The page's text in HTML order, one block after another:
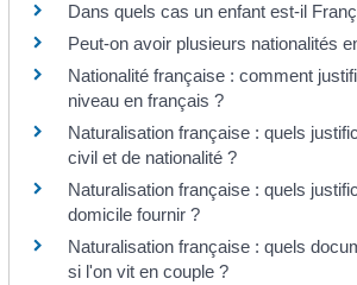
Dans quels cas un enfant est-il
Peut-on avoir plusieurs nationalités
Nationalité française : comment
niveau en français ?
Naturalisation française : quels
civil et de nationalité ?
Naturalisation française : quels
domicile fournir ?
Naturalisation française : quels
si l'on vit en couple ?